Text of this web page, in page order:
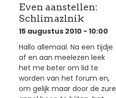
here:Even aanstellen:
Schlimazlnik
15 augustus 2010 - 10:00
Hallo allemaal. Na een tijdje
af en aan meelezen leek
het me beter om lid te
worden van het forum en,
om gelijk maar door de zure